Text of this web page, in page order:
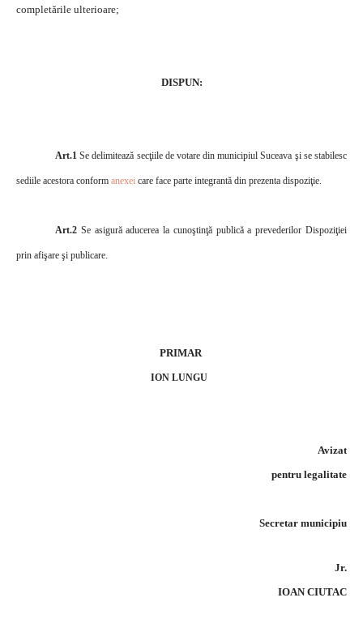
completările ulterioare;
DISPUN:
Art.1Se delimitează secţiile de votare din municipiul Suceava şi se stabilesc
sediile acestora conform anexei care face parte integrantă din prezenta dispoziţie.
Art.2 Se asigură aducerea la cunoştinţă publică a prevederilor Dispoziţiei
prin afişare şi publicare.
PRIMAR
ION LUNGU
Avizat
pentru legalitate
Secretar municipiu
Jr.
IOAN CIUTAC